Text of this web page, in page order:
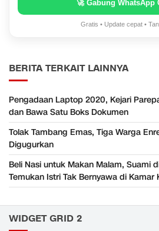
🚀 Gabung WhatsApp
Gratis • Update cepat •
BERITA TERKAIT LAINNYA
Pengadaan Laptop 2020, Kejari
dan Bawa Satu Boks Dokumen
Tolak Tambang Emas, Tiga Warga
Digugurkan
Beli Nasi untuk Makan Malam, Suami
Temukan Istri Tak Bernyawa di Kamar
WIDGET GRID 2